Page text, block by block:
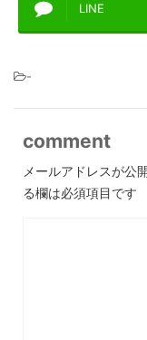
LINE
-
comment
メールアドレスが公
る欄は必須項目です